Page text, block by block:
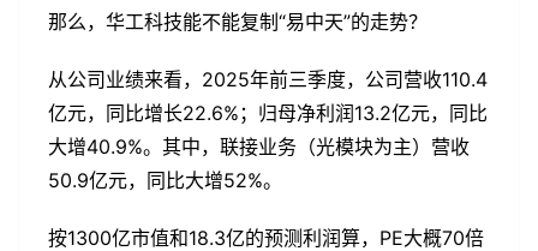
那么，华工科技能不能复制“易中天”的走势？
从公司业绩来看，2025年前三季度，公司营收110.4
亿元，同比增长22.6%；归母净利润13.2亿元，同比
大增40.9%。其中，联接业务（光模块为主）营收
50.9亿元，同比大增52%。
按1300亿市值和18.3亿的预测利润算，PE大概70倍